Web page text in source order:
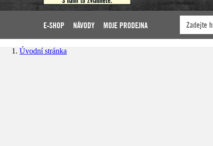
E-SHOP NÁVODY MOJE PRODEJNA
Úvodní stránka